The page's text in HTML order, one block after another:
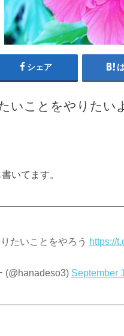
シェア
いことをやりたい
いてます。
たいことをやろう https://
(@hanadeso3) September